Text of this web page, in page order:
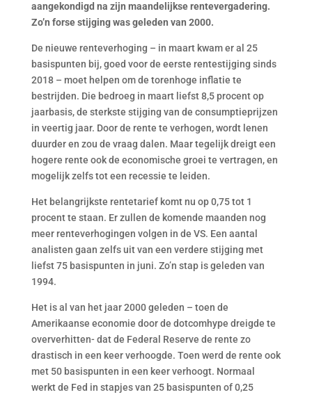
aangekondigd na zijn maandelijkse rentevergadering.
Zo’n forse stijging was geleden van 2000.
De nieuwe renteverhoging – in maart kwam er al 25
basispunten bij, goed voor de eerste rentestijging sinds
2018 – moet helpen om de torenhoge inflatie te
bestrijden. Die bedroeg in maart liefst 8,5 procent op
jaarbasis, de sterkste stijging van de consumptieprijzen
in veertig jaar. Door de rente te verhogen, wordt lenen
duurder en zou de vraag dalen. Maar tegelijk dreigt een
hogere rente ook de economische groei te vertragen, en
mogelijk zelfs tot een recessie te leiden.
Het belangrijkste rentetarief komt nu op 0,75 tot 1
procent te staan. Er zullen de komende maanden nog
meer renteverhogingen volgen in de VS. Een aantal
analisten gaan zelfs uit van een verdere stijging met
liefst 75 basispunten in juni. Zo’n stap is geleden van
1994.
Het is al van het jaar 2000 geleden – toen de
Amerikaanse economie door de dotcomhype dreigde te
oververhitten- dat de Federal Reserve de rente zo
drastisch in een keer verhoogde. Toen werd de rente ook
met 50 basispunten in een keer verhoogt. Normaal
werkt de Fed in stapjes van 25 basispunten of 0,25